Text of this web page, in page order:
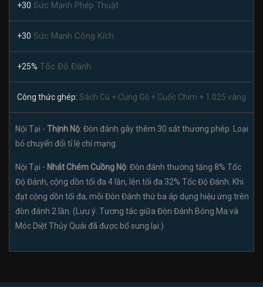
+30 Sức Mạnh Phép Thuật
+30 Sức Mạnh Công Kích
+25% Tốc Độ Đánh
Công thức ghép: Sách Cũ + Cung Gỗ + Cuốc Chim + 1.025 vàng
Nội Tại - Thịnh Nộ: Đòn đánh gây thêm 30 sát thương phép. Loại
bỏ chuyển đổi tỉ lệ chí mạng.
Nội Tại - Nhát Chém Cuồng Nộ: Đòn đánh thường tăng 8% Tốc
Độ Đánh, cộng dồn tối đa 4 lần, lên tối đa 32% Tốc Độ Đánh. Khi
đạt cộng dồn tối đa, mỗi Đòn Đánh thứ ba áp dụng hiệu ứng trên
đòn đánh 2 lần. (Lưu ý: Tương tác giữa Đòn Đánh Bóng Ma và
Móc Diệt Thủy Quái đã được bổ sung lại.)